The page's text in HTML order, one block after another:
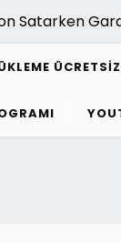
Garanti
ÜCRETSIZ